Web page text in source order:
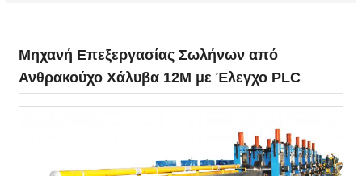
Μηχανή Επεξεργασίας Σωλήνων από
Ανθρακούχο Χάλυβα 12M με Έλεγχο PLC